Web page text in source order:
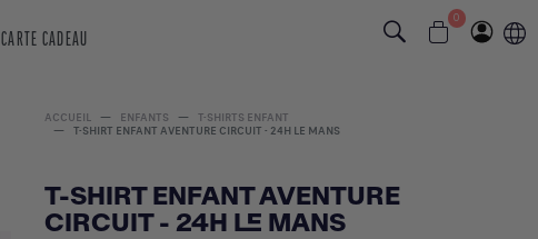
CARTE CADEAU
0
ACCUEIL ENFANTS
T-SHIRTS ENFANT
T-SHIRT ENFANT AVENTURE CIRCUIT - 24H LE MANS
T-SHIRT ENFANT AVENTURE
CIRCUIT - 24H LE MANS